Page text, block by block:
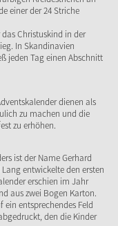
einer der 24 Striche
Christuskind in der
In Skandinavien
jeden Tag einen Abschnitt
dienen als
zu machen und die
zu erhöhen.
ist der Name Gerhard
entwickelte den ersten
erschien im Jahr
aus zwei Bogen Karton.
entsprechendes Feld
den die Kinder